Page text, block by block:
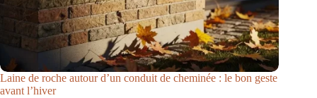
Laine de roche autour d’un conduit de cheminée : le bon geste
avant l’hiver